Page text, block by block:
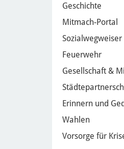
Geschichte
Mitmach-Portal
Sozialwegweiser
Feuerwehr
Gesellschaft &
Erinnern und
Wahlen
Vorsorge für